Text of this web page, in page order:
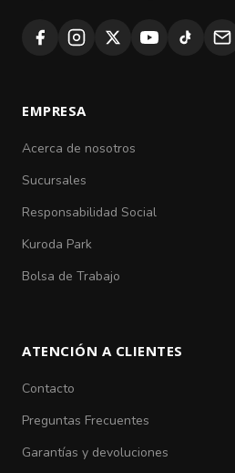
EMPRESA
Acerca de nosotros
Sucursales
Responsabilidad Social
Kuroda Park
Bolsa de Trabajo
ATENCIÓN A CLIENTES
Contacto
Preguntas Frecuentes
Garantías y devoluciones